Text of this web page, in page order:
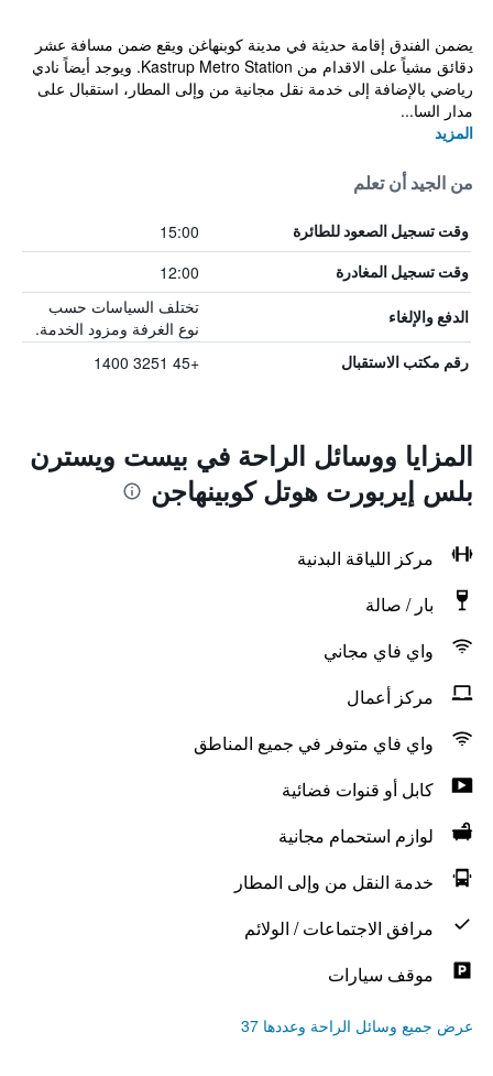
يضمن الفندق إقامة حديثة في مدينة كوبنهاغن ويقع ضمن مسافة عشر
دقائق مشياً على الاقدام من Kastrup Metro Station. ويوجد أيضاً نادي
رياضي بالإضافة إلى خدمة نقل مجانية من وإلى المطار، استقبال على
مدار السا...
المزيد
من الجيد أن تعلم
وقت تسجيل الصعود للطائرة 15:00
وقت تسجيل المغادرة 12:00
الدفع والإلغاء
تختلف السياسات حسب
نوع الغرفة ومزود الخدمة.
رقم مكتب الاستقبال +45 3251 1400
المزايا ووسائل الراحة في بيست ويسترن
بلس إيربورت هوتل كوبينهاجن
مركز اللياقة البدنية
بار / صالة
واي فاي مجاني
مركز أعمال
واي فاي متوفر في جميع المناطق
كابل أو قنوات فضائية
لوازم استحمام مجانية
خدمة النقل من وإلى المطار
مرافق الاجتماعات / الولائم
موقف سيارات
عرض جميع وسائل الراحة وعددها 37